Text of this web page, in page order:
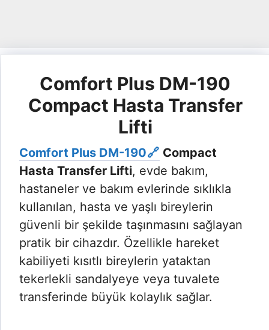
Comfort Plus DM-190
Compact Hasta Transfer
Lifti
Comfort Plus DM-190
Compact
Hasta Transfer Lifti, evde bakım,
hastaneler ve bakım evlerinde sıklıkla
kullanılan, hasta ve yaşlı bireylerin
güvenli bir şekilde taşınmasını sağlayan
pratik bir cihazdır. Özellikle hareket
kabiliyeti kısıtlı bireylerin yataktan
tekerlekli sandalyeye veya tuvalete
transferinde büyük kolaylık sağlar.